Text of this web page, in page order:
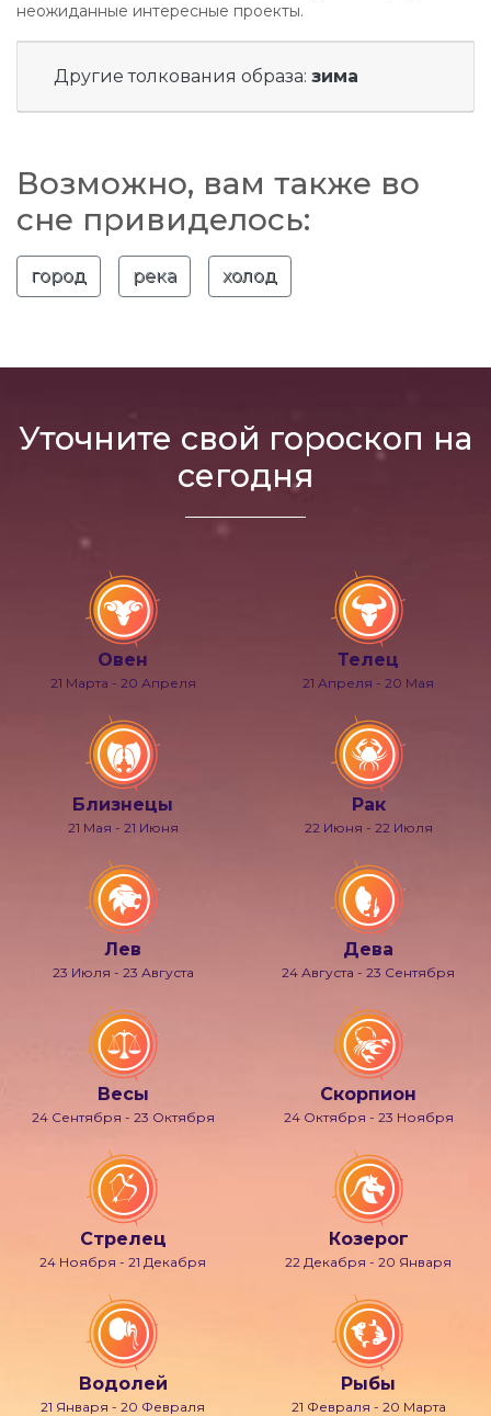
неожиданные интересные проекты.
Другие толкования образа: зима
Возможно, вам также во
сне привиделось:
город река холод
Уточните свой гороскоп на
сегодня
Овен
21 Марта - 20 Апреля
Телец
21 Апреля - 20 Мая
Близнецы
21 Мая - 21 Июня
Рак
22 Июня - 22 Июля
Лев
23 Июля - 23 Августа
Дева
24 Августа - 23 Сентября
Весы
24 Сентября - 23 Октября
Скорпион
24 Октября - 23 Ноября
Стрелец
24 Ноября - 21 Декабря
Козерог
22 Декабря - 20 Января
Водолей
21 Января - 20 Февраля
Рыбы
21 Февраля - 20 Марта